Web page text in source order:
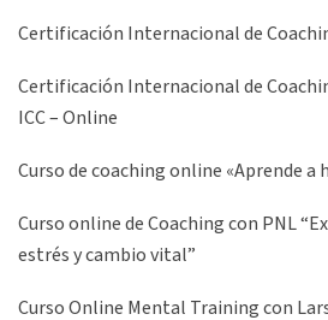
Certificación Internacional de
Certificación Internacional de
ICC – Online
Curso de coaching online «Aprende a
Curso online de Coaching con PNL
estrés y cambio vital”
Curso Online Mental Training con